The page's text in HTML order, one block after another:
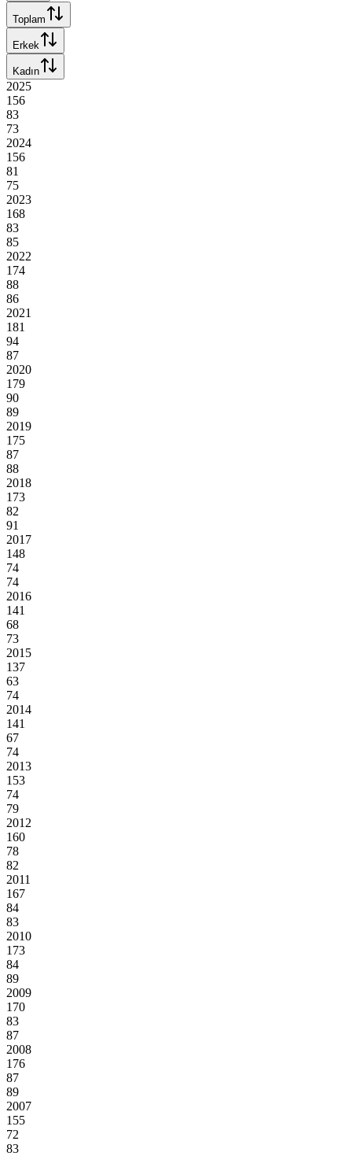
Toplam
Erkek
Kadın
2025
156
83
73
2024
156
81
75
2023
168
83
85
2022
174
88
86
2021
181
94
87
2020
179
90
89
2019
175
87
88
2018
173
82
91
2017
148
74
74
2016
141
68
73
2015
137
63
74
2014
141
67
74
2013
153
74
79
2012
160
78
82
2011
167
84
83
2010
173
84
89
2009
170
83
87
2008
176
87
89
2007
155
72
83